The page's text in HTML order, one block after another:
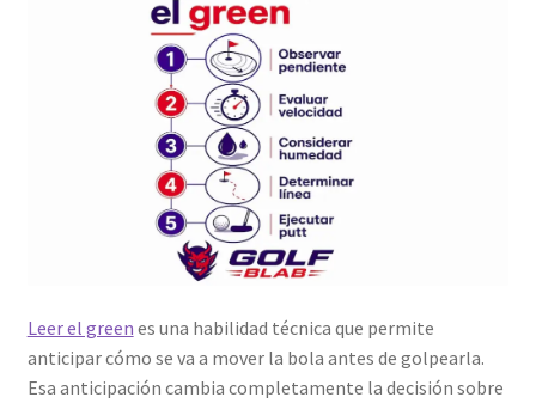
Leer el green es una habilidad técnica que permite
anticipar cómo se va a mover la bola antes de golpearla.
Esa anticipación cambia completamente la decisión sobre